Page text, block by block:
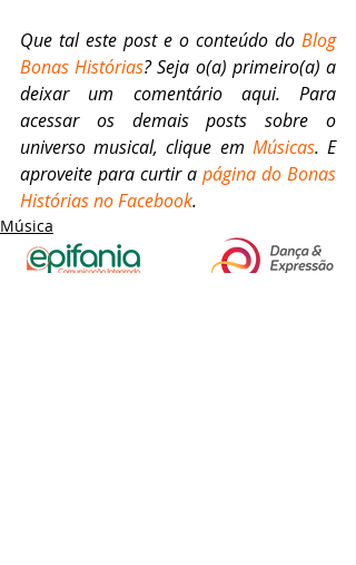
Que tal este post e o conteúdo do Blog
Bonas Histórias? Seja o(a) primeiro(a) a
deixar um comentário aqui. Para
acessar os demais posts sobre o
universo musical, clique em Músicas. E
aproveite para curtir a página do Bonas
Histórias no Facebook.
Música